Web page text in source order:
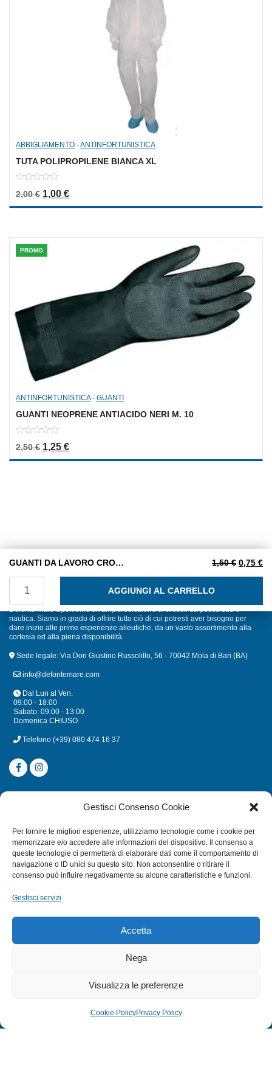
Gestisci Consenso Cookie
Per fornire le migliori esperienze, utilizziamo tecnologie come i cookie per
memorizzare e/o accedere alle informazioni del dispositivo. Il consenso a
queste tecnologie ci permetterà di elaborare dati come il comportamento di
navigazione o ID unici su questo sito. Non acconsentire o ritirare il
consenso può influire negativamente su alcune caratteristiche e funzioni.
Gestisci servizi
Accetta
Nega
Visualizza le preferenze
Cookie PolicyPrivacy Policy
ABBIGLIAMENTO -ANTINFORTUNISTICA
TUTA POLIPROPILENE BIANCA XL
out
2,00€ Il prezzo originale era: 2,00 €.
1,00 €Il prezzo attuale è: 1,00 €.
PROMO
ANTINFORTUNISTICA- GUANTI
GUANTI NEOPRENE ANTIACIDO NERI M. 10
out
2,50€ Il prezzo originale era: 2,50 €.
1,25 €Il prezzo attuale è: 1,25 €.
GUANTI DA LAVORO CROSTA PESANTI 1,50€ Il
0,75 €Il
AGGIUNGI AL CARRELLO
nautica. Siamo in grado di offrire tutto ciò di cui potresti aver bisogno per
dare inizio alle prime esperienze alieutiche, da un vasto assortimento alla
cortesia ed alla piena disponibilità.
Sede legale: Via Don Giustino Russolillo, 56 - 70042 Mola di Bari (BA)
info@defontemare.com
Dal Lun al Ven.
09:00 - 18:00
Sabato: 09:00 - 13:00
Domenica CHIUSO
Telefono (+39) 080 474 16 37
CATEGORIE
MULINELLI
CANNE
ACCESSORI NAUTICI
TERMINI E CONDIZIONI